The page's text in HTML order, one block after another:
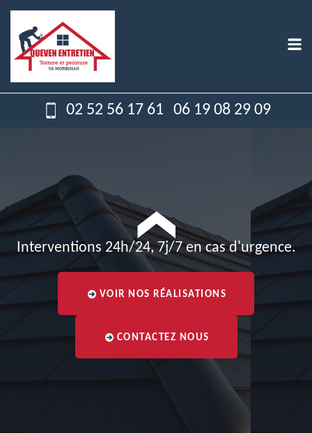
02 52 56 17 61 06 19 08 29 09
Interventions 24h/24, 7j/7 en cas d'urgence.
VOIR NOS RÉALISATIONS
CONTACTEZ NOUS